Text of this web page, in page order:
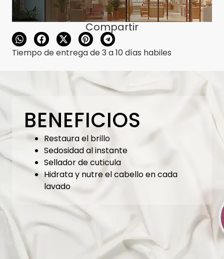
Compartir
Tiempo de entrega de 3 a 10 días habiles
BENEFICIOS
Restaura el brillo
Sedosidad al instante
Sellador de cuticula
Hidrata y nutre el cabello en cada
lavado